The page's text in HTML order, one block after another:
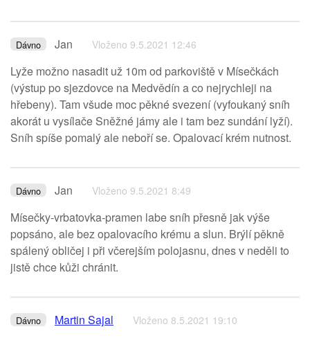
Dávno Jan Vloženo 9.5.2021 12:46
Lyže možno nasadit už 10m od parkoviště v Mísečkách
(výstup po sjezdovce na Medvědín a co nejrychleji na
hřebeny). Tam všude moc pěkné svezení (vyfoukaný sníh
akorát u vysílače Sněžné jámy ale i tam bez sundání lyží).
Sníh spíše pomalý ale neboří se. Opalovací krém nutnost.
Dávno Jan Vloženo 9.5.2021 8:49
Mísečky-vrbatovka-pramen labe sníh přesně jak výše
popsáno, ale bez opalovacího krému a slun. Brýlí pěkně
spálený obličej i při včerejším polojasnu, dnes v neděli to
jistě chce kůži chránit.
Dávno Martin Sajal Vloženo 8.5.2021 19:10